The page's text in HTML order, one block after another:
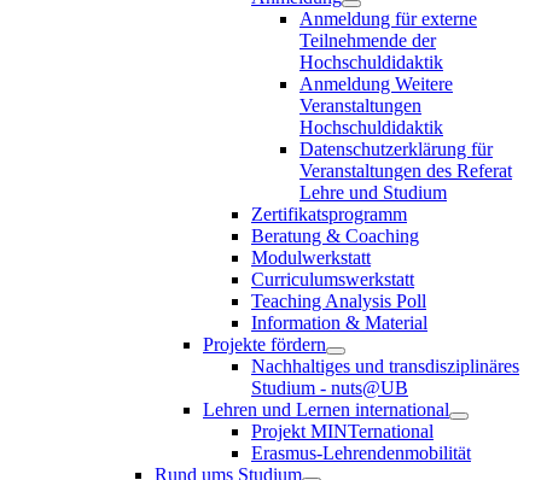
Anmeldung für externe
Teilnehmende der
Hochschuldidaktik
Anmeldung Weitere
Veranstaltungen
Hochschuldidaktik
Datenschutzerklärung für
Veranstaltungen des Referat
Lehre und Studium
Zertifikatsprogramm
Beratung & Coaching
Modulwerkstatt
Curriculumswerkstatt
Teaching Analysis Poll
Information & Material
Projekte fördern
Nachhaltiges und transdisziplinäres
Studium - nuts@UB
Lehren und Lernen international
Projekt MINTernational
Erasmus-Lehrendenmobilität
Rund ums Studium